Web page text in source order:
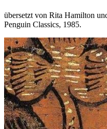
übersetzt von Rita Hamilton
Penguin Classics, 1985.